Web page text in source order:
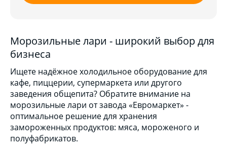
Морозильные лари - широкий выбор для
бизнеса
Ищете надёжное холодильное оборудование для
кафе, пиццерии, супермаркета или другого
заведения общепита? Обратите внимание на
морозильные лари от завода «Евромаркет» -
оптимальное решение для хранения
замороженных продуктов: мяса, мороженого и
полуфабрикатов.